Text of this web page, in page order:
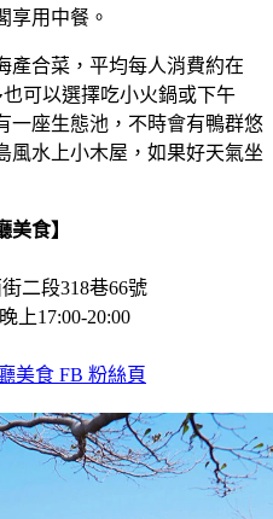
享用中餐。
產合菜，平均每人消費約在
可以選擇吃小火鍋或下午
一座生態池，不時會有鴨群悠
風水上小木屋，如果好天氣坐
美食】
二段318巷66號
上17:00-20:00
美食 FB 粉絲頁